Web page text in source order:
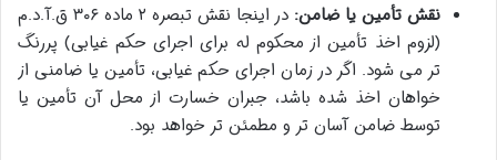
نقش تأمین یا ضامن:
در اینجا نقش تبصره ۲ ماده ۳۰۶ ق.آ.د.م
(لزوم اخذ تأمین از محکوم له برای اجرای حکم غیابی) پررنگ
تر می شود. اگر در زمان اجرای حکم غیابی، تأمین یا ضامنی از
خواهان اخذ شده باشد، جبران خسارت از محل آن تأمین یا
توسط ضامن آسان تر و مطمئن تر خواهد بود.